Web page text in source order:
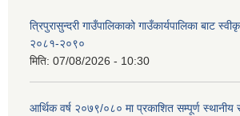
त्रिपुरासुन्दरी गाउँपालिकाको गाउँकार्यपालिका बाट
२०८१-२०९०
मिति: 07/08/2026 - 10:30
आर्थिक वर्ष २०७९/०८० मा प्रकाशित सम्पूर्ण